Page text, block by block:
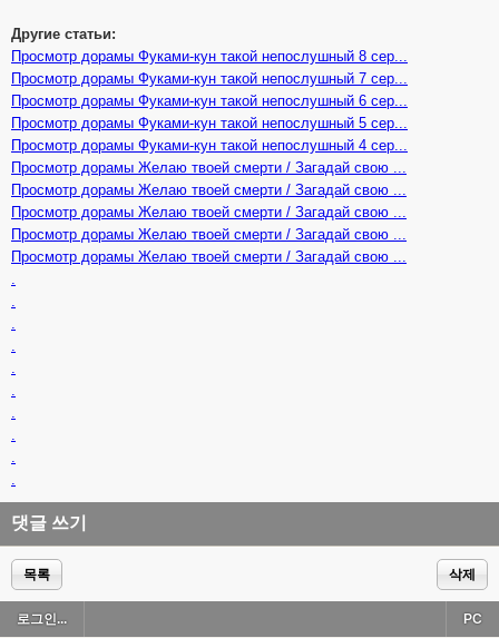
Другие статьи:
Просмотр дорамы Фуками-кун такой непослушный 8 сер...
Просмотр дорамы Фуками-кун такой непослушный 7 сер...
Просмотр дорамы Фуками-кун такой непослушный 6 сер...
Просмотр дорамы Фуками-кун такой непослушный 5 сер...
Просмотр дорамы Фуками-кун такой непослушный 4 сер...
Просмотр дорамы Желаю твоей смерти / Загадай свою ...
Просмотр дорамы Желаю твоей смерти / Загадай свою ...
Просмотр дорамы Желаю твоей смерти / Загадай свою ...
Просмотр дорамы Желаю твоей смерти / Загадай свою ...
Просмотр дорамы Желаю твоей смерти / Загадай свою ...
.
.
.
.
.
.
.
.
.
.
댓글 쓰기
목록 삭제
로그인... PC